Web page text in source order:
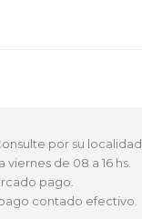
por su localidad.
de 08 a 16 hs.
pago.
contado efectivo.